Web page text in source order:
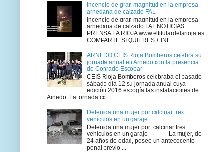
Incendio de gran magnitud en la empresa
arnedana de calzado FAL
Incendio de gran magnitud en la empresa
arnedana de calzado FAL NOTICIAS
PRENSA LA RIOJA www.eltitulardelarioja.es
COMPARTE SI QUIERES + INF...
ARNEDO CEIS Rioja Bomberos celebra su
jornada anual en Arnedo con la presencia
de Conrado Escobar
CEIS Rioja Bomberos celebraba el pasado
sábado día 12 su jornada anual cuya
edición 2016 escogía las instalaciones de
Arnedo. La jornada co...
Detenida una mujer por calcinar tres
vehículos en un garaje
Detenida una mujer por calcinar tres
vehículos en un garaje · La mujer, de
24 años de edad, posee un antecedente
penal previo ...